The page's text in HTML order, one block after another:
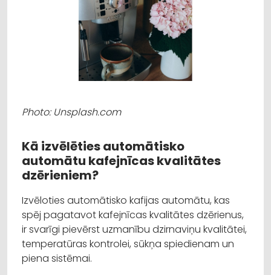
Photo: Unsplash.com
Kā izvēlēties automātisko
automātu kafejnīcas kvalitātes
dzērieniem?
Izvēloties automātisko kafijas automātu, kas
spēj pagatavot kafejnīcas kvalitātes dzērienus,
ir svarīgi pievērst uzmanību dzirnaviņu kvalitātei,
temperatūras kontrolei, sūkņa spiedienam un
piena sistēmai.